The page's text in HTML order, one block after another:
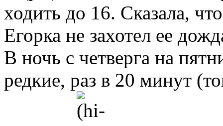
ходить до 16. Сказала,
Егорка не захотел ее
В ночь с четверга на
редкие, раз в 20 минут